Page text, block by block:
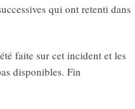
qui ont retenti dans
faite sur cet incident et les
disponibles. Fin